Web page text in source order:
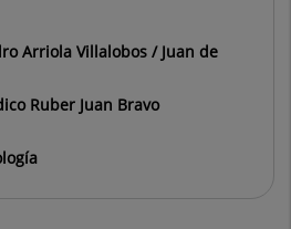
Arriola Villalobos / Juan de
Ruber Juan Bravo